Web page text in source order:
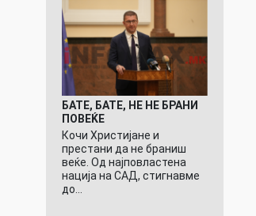
БАТЕ, БАТЕ, НЕ НЕ БРАНИ
ПОВЕЌЕ
Кочи Христијане и
престани да не браниш
веќе. Од најповластена
нација на САД, стигнавме
до…